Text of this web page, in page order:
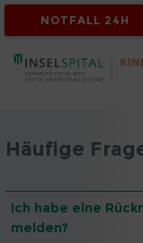
NOTFALL 24H
Häufige
Ich habe eine
melden?